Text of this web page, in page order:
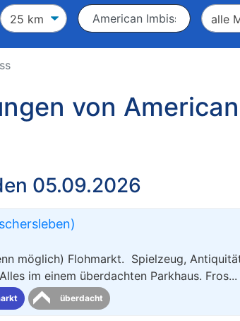
von
05.09.2026
möglich) Flohmarkt. Spielzeug,
im einem überdachten Parkhaus. Fros...
überdacht